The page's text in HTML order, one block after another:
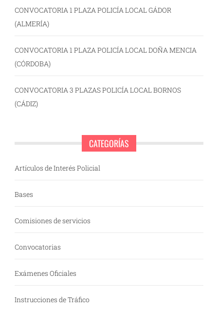
CONVOCATORIA 1 PLAZA POLICÍA LOCAL GÁDOR
(ALMERÍA)
CONVOCATORIA 1 PLAZA POLICÍA LOCAL DOÑA MENCIA
(CÓRDOBA)
CONVOCATORIA 3 PLAZAS POLICÍA LOCAL BORNOS
(CÁDIZ)
CATEGORÍAS
Artículos de Interés Policial
Bases
Comisiones de servicios
Convocatorias
Exámenes Oficiales
Instrucciones de Tráfico